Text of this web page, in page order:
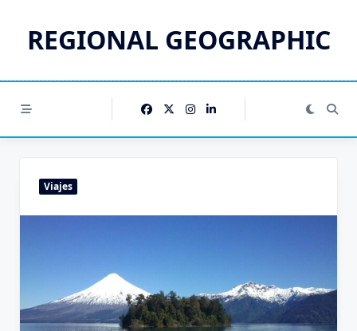
contenidoREGIONAL GEOGRAPHIC
Viajes